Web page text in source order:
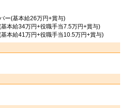
ー(基本給26万円+賞与)
本給34万円+役職手当7.5万円+賞与)
本給41万円+役職手当10.5万円+賞与)